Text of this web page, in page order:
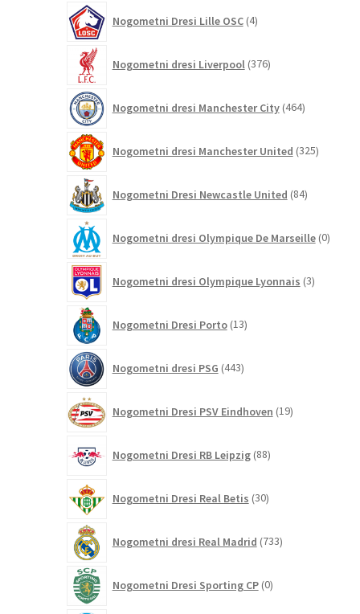
Nogometni Dresi Lille OSC 4izdelki
Nogometni dresi Liverpool 376izdelkov
Nogometni dresi Manchester City 464izdelkov
Nogometni dresi Manchester United 325izdelkov
Nogometni Dresi Newcastle United 84izdelkov
Nogometni dresi Olympique De Marseille 0
Nogometni dresi Olympique Lyonnais 3izdelki
Nogometni Dresi Porto 13izdelkov
Nogometni dresi PSG 443izdelkov
Nogometni Dresi PSV Eindhoven 19izdelkov
Nogometni Dresi RB Leipzig 88izdelkov
Nogometni Dresi Real Betis 30izdelkov
Nogometni dresi Real Madrid 733izdelkov
Nogometni Dresi Sporting CP 0izdelkov